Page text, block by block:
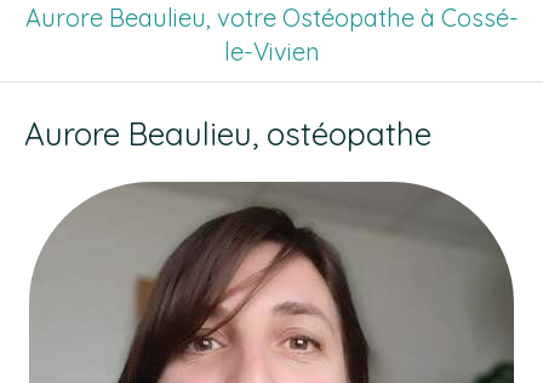
Aurore Beaulieu, votre Ostéopathe à Cossé-
le-Vivien
Aurore Beaulieu, ostéopathe